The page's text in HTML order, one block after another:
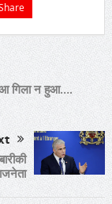
गिला न हुआ….